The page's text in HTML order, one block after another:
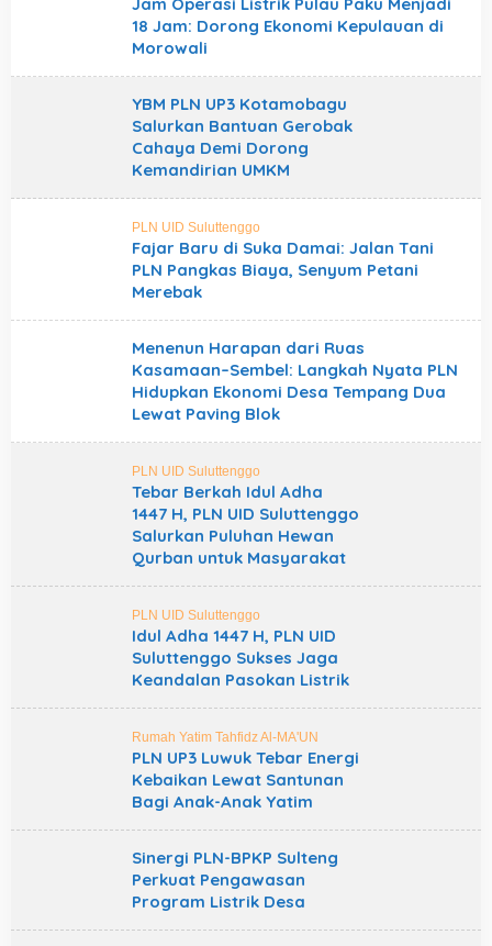
Jam Operasi Listrik Pulau Paku Menjadi
18 Jam: Dorong Ekonomi Kepulauan di
Morowali
YBM PLN UP3 Kotamobagu
Salurkan Bantuan Gerobak
Cahaya Demi Dorong
Kemandirian UMKM
PLN UID Suluttenggo
Fajar Baru di Suka Damai: Jalan Tani
PLN Pangkas Biaya, Senyum Petani
Merebak
Menenun Harapan dari Ruas
Kasamaan–Sembel: Langkah Nyata PLN
Hidupkan Ekonomi Desa Tempang Dua
Lewat Paving Blok
PLN UID Suluttenggo
Tebar Berkah Idul Adha
1447 H, PLN UID Suluttenggo
Salurkan Puluhan Hewan
Qurban untuk Masyarakat
PLN UID Suluttenggo
Idul Adha 1447 H, PLN UID
Suluttenggo Sukses Jaga
Keandalan Pasokan Listrik
Rumah Yatim Tahfidz Al-MA'UN
PLN UP3 Luwuk Tebar Energi
Kebaikan Lewat Santunan
Bagi Anak-Anak Yatim
Sinergi PLN-BPKP Sulteng
Perkuat Pengawasan
Program Listrik Desa